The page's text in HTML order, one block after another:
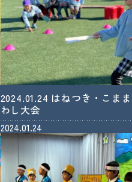
2024.01.24 はねつき・こまま
わし大会
2024.01.24